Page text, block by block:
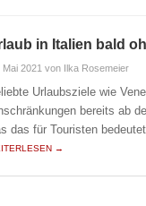
in Italien bald
Mai 2021 von Ilka Rosemeier
Urlaubsziele wie
bereits ab
das für Touristen
→